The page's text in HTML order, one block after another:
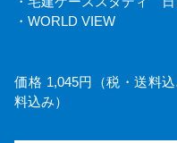
・WORLD VIEW
価格 1,045円（税・送料
料込み）